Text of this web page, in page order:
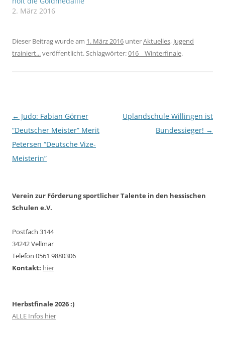
2. März 2016
Dieser Beitrag wurde am 1. März 2016 unterAktuelles, Jugend
trainiert... veröffentlicht. Schlagwörter:016__Winterfinale.
Beitragsnavigation
← Judo: Fabian Görner
“Deutscher Meister” Merit
Petersen “Deutsche Vize-
Meisterin”
Uplandschule Willingen ist
Bundessieger! →
Verein zur Förderung sportlicher Talente in den hessischen
Schulen e.V.
Postfach 3144
34242 Vellmar
Telefon 0561 9880306
Kontakt: hier
Herbstfinale 2026 :)
ALLE Infos hier